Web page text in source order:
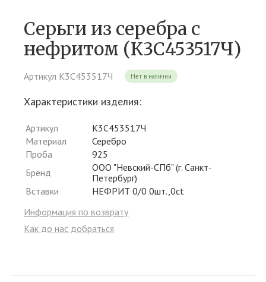
Серьги из серебра c
нефритом (К3С453517Ч)
Артикул К3С453517Ч Нет в наличии
Характеристики изделия:
Артикул
К3С453517Ч
Материал
Серебро
Проба
925
Бренд
ООО "Невский-СПб" (г. Санкт-
Петербург)
Вставки
НЕФРИТ 0/0 0шт.,0ct
Информация по возврату
Как до нас добраться